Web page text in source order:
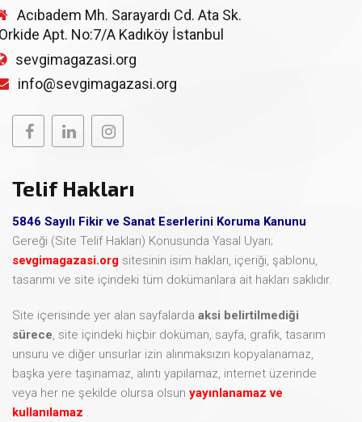
Acıbadem Mh. Sarayardı Cd. Ata Sk.
Apt. No:7/A Kadıköy İstanbul
sevgimagazasi.org
info@sevgimagazasi.org
Telif Hakları
5846 Sayılı Fikir ve Sanat Eserlerini Koruma Kanunu
Gereği (Site Telif Hakları) Konusunda Yasal Uyarı;
sevgimagazasi.org sitesinin isim hakları, içeriği, şablonu,
tasarımı ve site içindeki tüm dokümanlara ait hakları saklıdır.
Site içerisinde yer alan sayfalarda aksi belirtilmediği
sürece, site içindeki hiçbir doküman, sayfa, grafik, tasarım
unsuru ve diğer unsurlar izin alınmaksızın kopyalanamaz,
başka yere taşınamaz, alıntı yapılamaz, internet üzerinde
veya her ne şekilde olursa olsun yayınlanamaz ve
kullanılamaz .